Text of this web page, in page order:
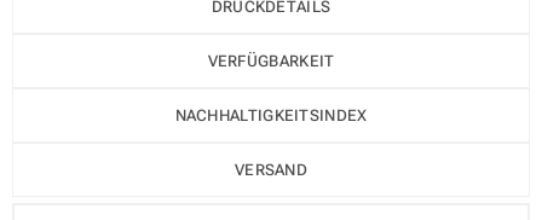
DRUCKDETAILS
VERFÜGBARKEIT
NACHHALTIGKEITSINDEX
VERSAND